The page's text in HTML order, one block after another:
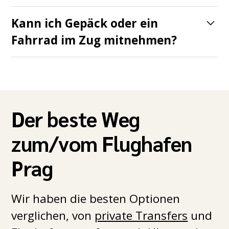
oder in den Bahn-Apps.
RegioJet und Leo Express) bieten
kostenloses WLAN und Bordverpflegung.
Kann ich Gepäck oder ein
Fahrrad im Zug mitnehmen?
Regeln bei Ihrem Bahnunternehmen.
Der beste Weg
zum/vom Flughafen
Prag
Wir haben die besten Optionen
verglichen, von private Transfers und